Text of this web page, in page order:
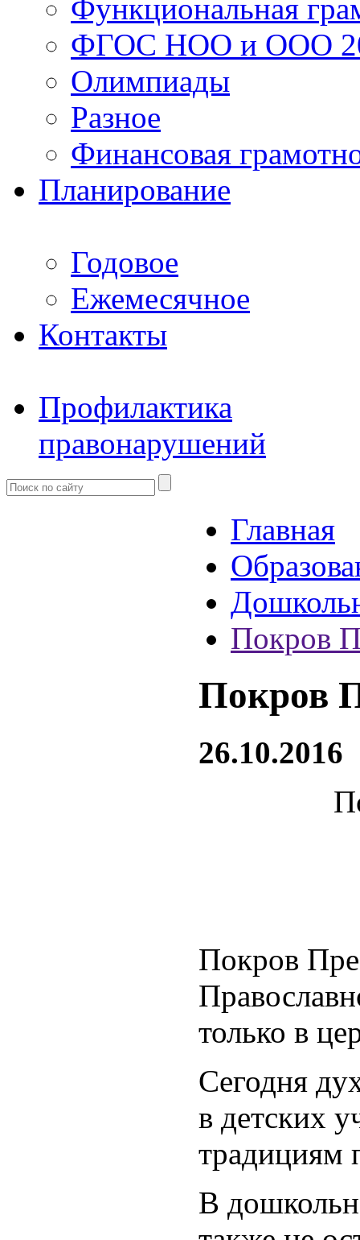
Функциональная
ФГОС НОО и ООО
Олимпиады
Разное
Финансовая
Планирование
Годовое
Ежемесячное
Контакты
Профилактика
правонарушений
Главная
Покров
Покров
26.10.2016
Покров
только в
Сегодня
в детских
традициям
В